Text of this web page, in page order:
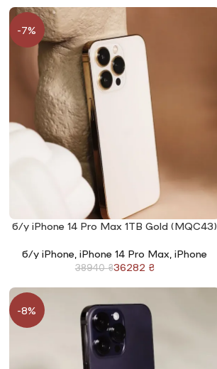
-7%
ЧИТАТИ ДАЛІ
б/у iPhone 14 Pro Max 1TB Gold (MQC43)
б/у iPhone ,iPhone 14 Pro Max ,iPhone
38940₴36282 ₴
-8%